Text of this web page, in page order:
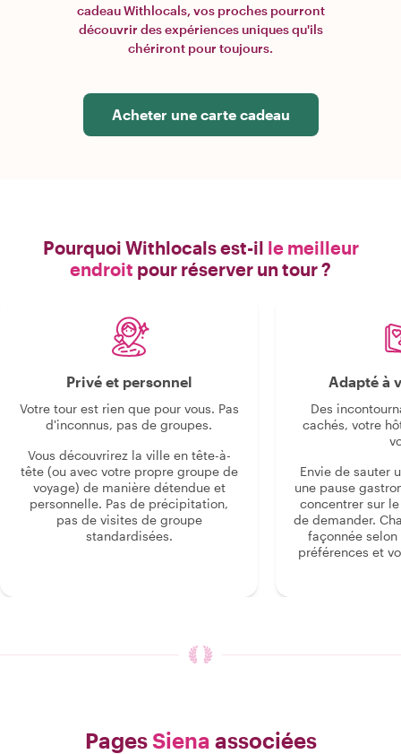
cadeau Withlocals, vos proches pourront
découvrir des expériences uniques qu'ils
chériront pour toujours.
Acheter une carte cadeau
Pourquoi Withlocals est-il le meilleur
endroit pour réserver un tour ?
Privé et personnel
Votre tour est rien que pour vous. Pas
d'inconnus, pas de groupes.
Vous découvrirez la ville en tête-à-
tête (ou avec votre propre groupe de
voyage) de manière détendue et
personnelle. Pas de précipitation,
pas de visites de groupe
standardisées.
Adapté à
Des
cachés, votre
Envie de sauter
une pause
concentrer sur
de demander.
façonnée
préférences et
PagesSiena associées